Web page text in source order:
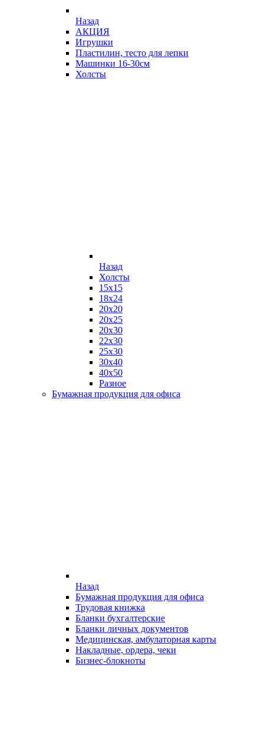
Назад
АКЦИЯ
Игрушки
Пластилин, тесто для лепки
Машинки 16-30см
Холсты
Назад
Холсты
15х15
18х24
20х20
20х25
20х30
22х30
25х30
30х40
40х50
Разное
Бумажная продукция для офиса
Назад
Бумажная продукция для офиса
Трудовая книжка
Бланки бухгалтерские
Бланки личных документов
Медицинская, амбулаторная карты
Накладные, ордера, чеки
Бизнес-блокноты